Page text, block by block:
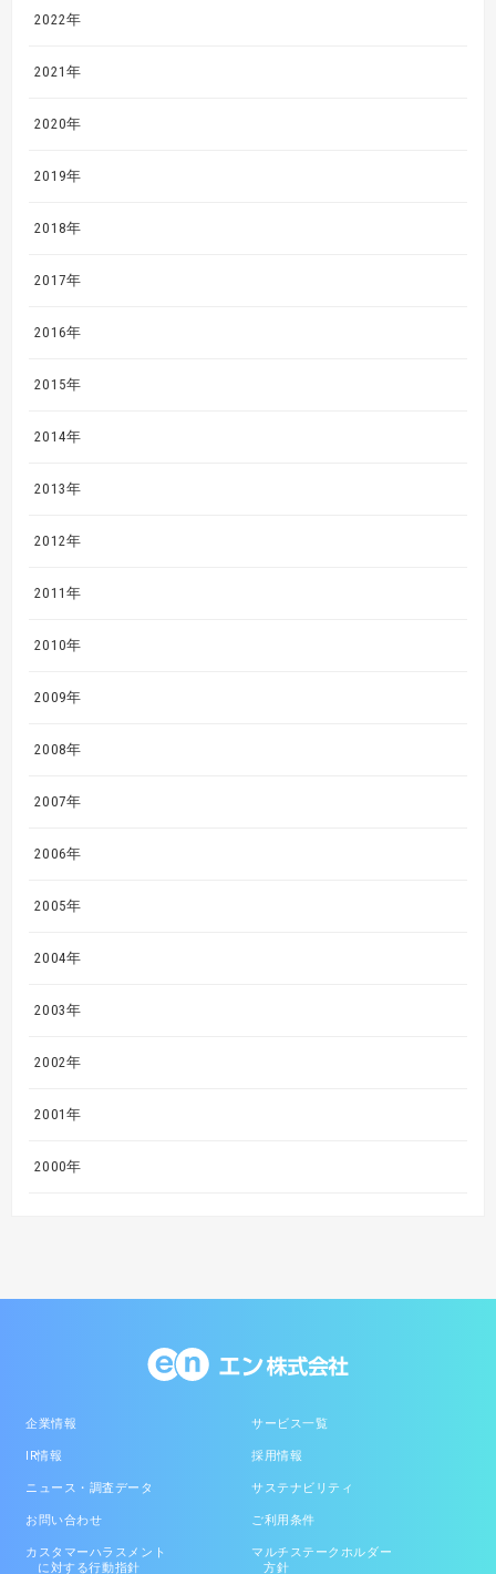
2022年
2021年
2020年
2019年
2018年
2017年
2016年
2015年
2014年
2013年
2012年
2011年
2010年
2009年
2008年
2007年
2006年
2005年
2004年
2003年
2002年
2001年
2000年
企業情報 サービス一覧
IR情報 採用情報
ニュース・調査データ サステナビリティ
お問い合わせ ご利用条件
カスタマーハラスメント
に対する行動指針
マルチステークホルダー
方針